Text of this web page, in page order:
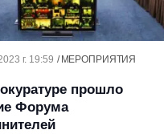
г. 19:59 МЕРОПРИЯТИЯ
прошло
Форума